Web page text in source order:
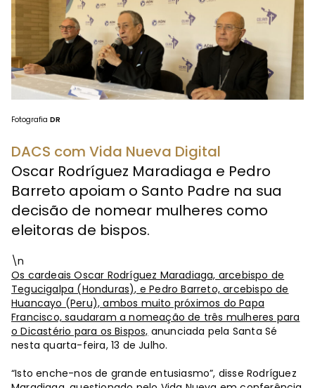
Fotografia DR
DACS com Vida Nueva Digital
Oscar Rodríguez Maradiaga e Pedro
Barreto apoiam o Santo Padre na sua
decisão de nomear mulheres como
eleitoras de bispos.
\n
Os cardeais Oscar Rodríguez Maradiaga, arcebispo de
Tegucigalpa (Honduras), e Pedro Barreto, arcebispo de
Huancayo (Peru), ambos muito próximos do Papa
Francisco, saudaram a nomeação de três mulheres para
o Dicastério para os Bispos, anunciada pela Santa Sé
nesta quarta-feira, 13 de Julho.
“Isto enche-nos de grande entusiasmo”, disse Rodríguez